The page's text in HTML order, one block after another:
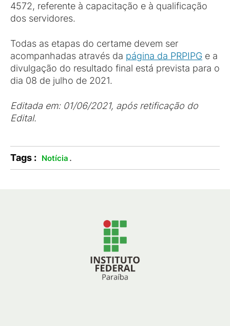
4572, referente à capacitação e à qualificação
dos servidores.
Todas as etapas do certame devem ser
acompanhadas através da página da PRPIPG e a
divulgação do resultado final está prevista para o
dia 08 de julho de 2021.
Editada em: 01/06/2021, após retificação do
Edital.
Tags : Notícia .